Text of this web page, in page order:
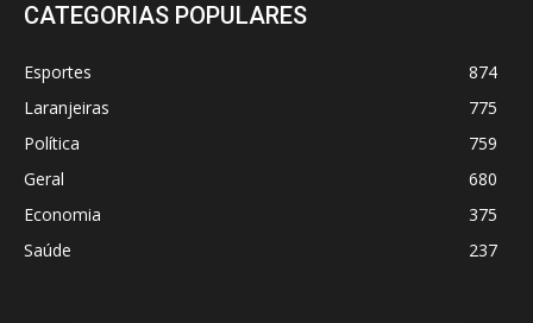
CATEGORIAS POPULARES
Esportes
874
Laranjeiras
775
Política
759
Geral
680
Economia
375
Saúde
237